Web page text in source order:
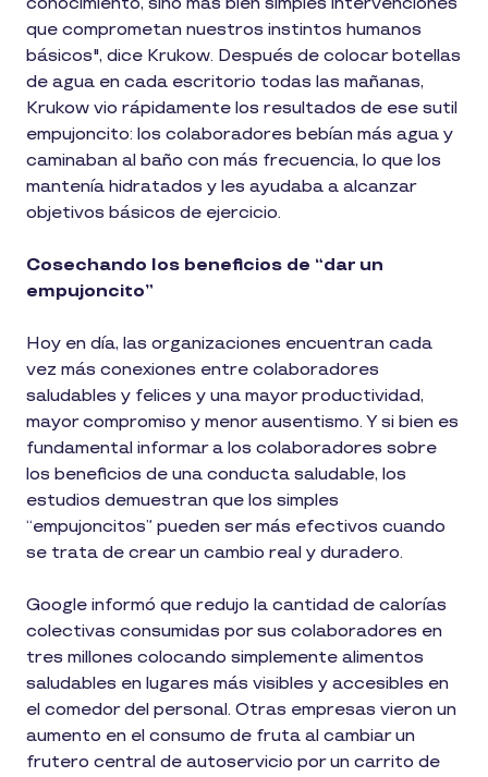
que comprometan nuestros instintos humanos
básicos", dice Krukow. Después de colocar botellas
de agua en cada escritorio todas las mañanas,
Krukow vio rápidamente los resultados de ese sutil
empujoncito: los colaboradores bebían más agua y
caminaban al baño con más frecuencia, lo que los
mantenía hidratados y les ayudaba a alcanzar
objetivos básicos de ejercicio.
Cosechando los beneficios de “dar un
empujoncito”
Hoy en día, las organizaciones encuentran cada
vez más conexiones entre colaboradores
saludables y felices y una mayor productividad,
mayor compromiso y menor ausentismo. Y si bien es
fundamental informar a los colaboradores sobre
los beneficios de una conducta saludable, los
estudios demuestran que los simples
“empujoncitos” pueden ser más efectivos cuando
se trata de crear un cambio real y duradero.
Google informó que redujo la cantidad de calorías
colectivas consumidas por sus colaboradores en
tres millones colocando simplemente alimentos
saludables en lugares más visibles y accesibles en
el comedor del personal. Otras empresas vieron un
aumento en el consumo de fruta al cambiar un
frutero central de autoservicio por un carrito de